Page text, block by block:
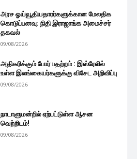
அரச ஓய்வூதியதாரர்களுக்கான மேலதிக
கொடுப்பனவு: நிதி இராஜாங்க அமைச்சர்
தகவல்
09/08/2026
அதிகரிக்கும் போர் பதற்றம் : இஸ்ரேலில்
உள்ள இலங்கையர்களுக்கு விசேட அறிவிப்பு
09/08/2026
நாடாளுமன்றில் ஏற்பட்டுள்ள ஆசன
வெற்றிடம்!
09/08/2026